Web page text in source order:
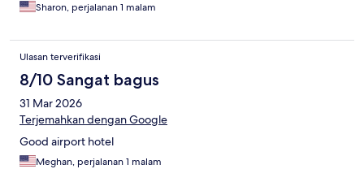
Sharon, perjalanan 1 malam
Ulasan terverifikasi
8/10 Sangat bagus
31 Mar 2026
Terjemahkan dengan Google
Good airport hotel
Meghan, perjalanan 1 malam